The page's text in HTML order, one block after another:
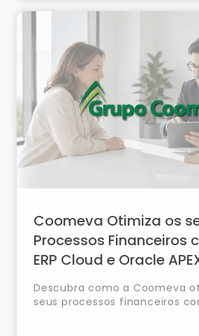
Coomeva Otimiza os
Processos Financeiros
ERP Cloud e Oracle
Descubra como a Coomeva
seus processos financeiros